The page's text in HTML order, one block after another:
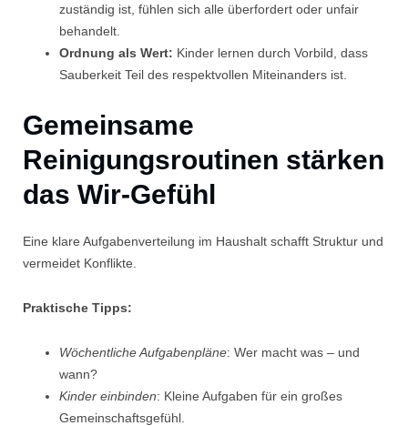
zuständig ist, fühlen sich alle überfordert oder unfair
behandelt.
Ordnung als Wert: Kinder lernen durch Vorbild, dass
Sauberkeit Teil des respektvollen Miteinanders ist.
Gemeinsame
Reinigungsroutinen stärken
das Wir-Gefühl
Eine klare Aufgabenverteilung im Haushalt schafft Struktur und
vermeidet Konflikte.
Praktische Tipps:
Wöchentliche Aufgabenpläne: Wer macht was – und
wann?
Kinder einbinden: Kleine Aufgaben für ein großes
Gemeinschaftsgefühl.